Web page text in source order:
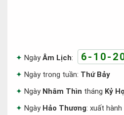
NgàyÂm Lịch: 6-10-
Ngày trong tuần: Thứ Bảy
Ngày Nhâm Thìn tháng Kỷ
Ngày Hảo Thương: xuất hành